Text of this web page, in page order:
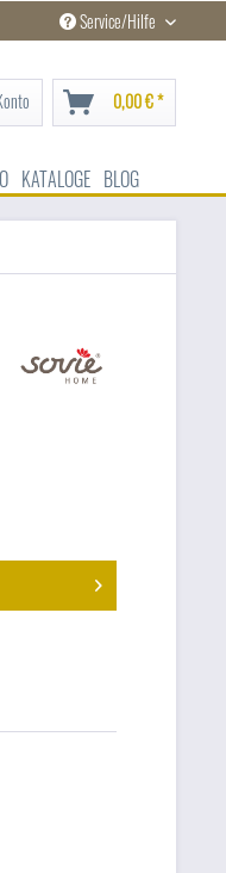
Service/Hilfe
0,00 € *
KATALOGE BLOG